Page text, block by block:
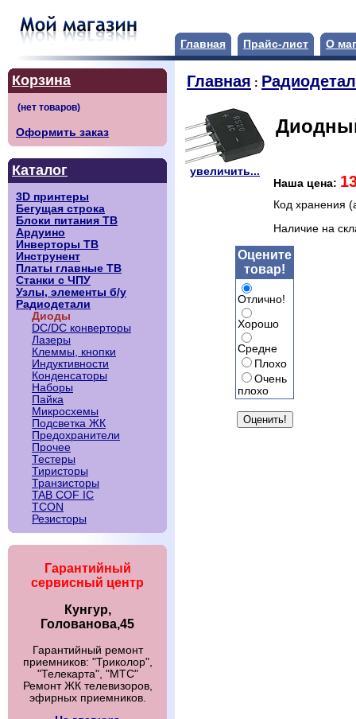
Главная Прайс-лист О
Корзина
Оформить заказ
Каталог
3D принтеры
Бегущая строка
Блоки питания ТВ
Ардуино
Инверторы ТВ
Инструнент
Платы главные ТВ
Станки с ЧПУ
Узлы, элементы б/у
Радиодетали
Диоды
DC/DC конверторы
Лазеры
Клеммы, кнопки
Индуктивности
Конденсаторы
Наборы
Пайка
Микросхемы
Подсветка ЖК
Предохранители
Прочее
Тестеры
Тиристоры
Транзисторы
TAB COF IC
TCON
Резисторы
Гарантийный
сервисный центр
Кунгур,
Голованова,45
Гарантийный ремонт
приемников: "Триколор",
"Телекарта", "МТС"
Ремонт ЖК телевизоров,
эфирных приемников.
Главная :
увеличить...
Наша цена:
Код хранения
Наличие на
Оцените
товар!
Отлично!
Хорошо
Средне
Плохо
Очень
плохо